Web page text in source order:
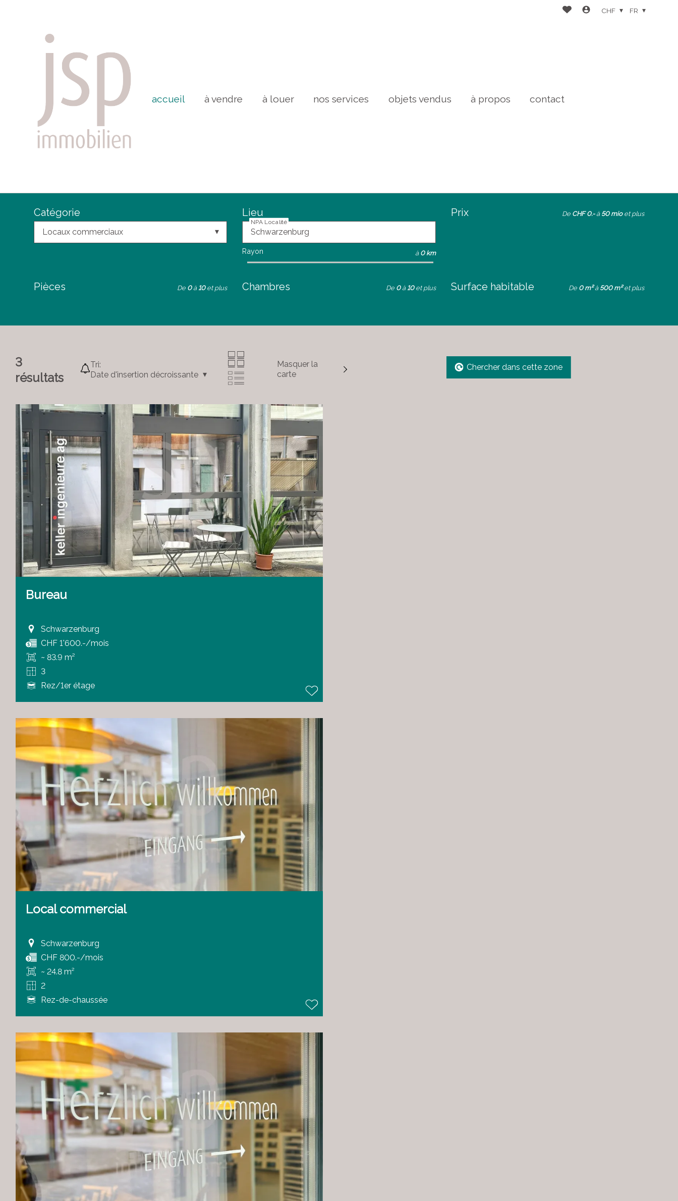
accueil à vendre à louer nos services objets vendus à propos contact
CHF FR
Catégorie
Locaux commerciaux
Lieu
NPA Localité
Rayon à 0 km
Prix De CHF 0.- à 50 mio et plus
Pièces De 0 à 10 et plus Chambres De 0 à 10 et plus Surface habitable De 0 m² à 500 m² et plus
3
résultats
Tri:
Date d'insertion décroissante
Masquer la
carte
Bureau
Schwarzenburg
CHF 1'600.-/mois
~ 83.9 m²
3
Rez/1er étage
Local commercial
Schwarzenburg
CHF 800.-/mois
~ 24.8 m²
2
Rez-de-chaussée
Chercher dans cette zone